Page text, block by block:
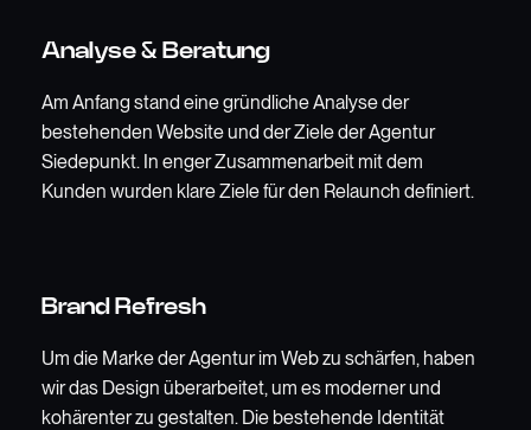
Analyse & Beratung
Am Anfang stand eine gründliche Analyse der
bestehenden Website und der Ziele der Agentur
Siedepunkt. In enger Zusammenarbeit mit dem
Kunden wurden klare Ziele für den Relaunch definiert.
Brand Refresh
Um die Marke der Agentur im Web zu schärfen, haben
wir das Design überarbeitet, um es moderner und
kohärenter zu gestalten. Die bestehende Identität